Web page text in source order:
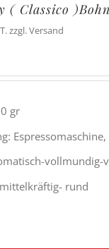
( Classico
zzgl. Versand
gr
vollmundig-
rund